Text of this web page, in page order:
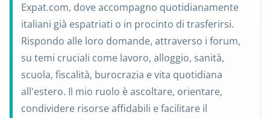
Expat.com, dove accompagno quotidianamente
italiani già espatriati o in procinto di trasferirsi.
Rispondo alle loro domande, attraverso i forum,
su temi cruciali come lavoro, alloggio, sanità,
scuola, fiscalità, burocrazia e vita quotidiana
all'estero. Il mio ruolo è ascoltare, orientare,
condividere risorse affidabili e facilitare il